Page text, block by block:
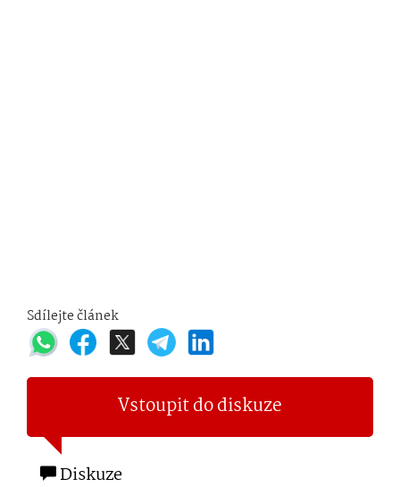
Sdílejte článek
Vstoupit do diskuze
Diskuze